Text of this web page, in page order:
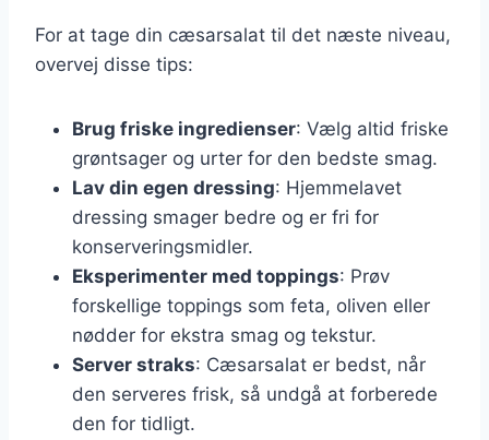
For at tage din cæsarsalat til det næste niveau,
overvej disse tips:
Brug friske ingredienser: Vælg altid friske
grøntsager og urter for den bedste smag.
Lav din egen dressing: Hjemmelavet
dressing smager bedre og er fri for
konserveringsmidler.
Eksperimenter med toppings: Prøv
forskellige toppings som feta, oliven eller
nødder for ekstra smag og tekstur.
Server straks: Cæsarsalat er bedst, når
den serveres frisk, så undgå at forberede
den for tidligt.